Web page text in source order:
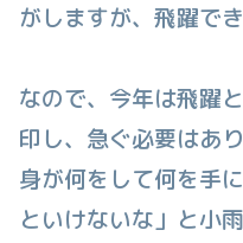
がしますが、飛躍で
なので、今年は飛躍
印し、急ぐ必要はあ
身が何をして何を手
といけないな」と小